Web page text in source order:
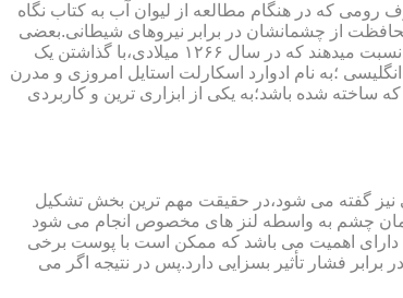
که در هنگام مطالعه از لیوان آب به کتاب نگاه
از چشمانشان در برابر نیروهای شیطانی.بعضی
دیگر عقیده دارند اولین عینک توسط سالوینو دارماتی اهل ایتالیا در سال ۱۲۸۴ میلادی ساخته شده،برخی دیگر اختراع عینک را به مردی به نام روچربیکنبا نسبت میدهند که در سال ۱۲۶۶ میلادی،با گذاشتن یک
تر می دید.اما چیزی که مشخص است این است که در سال ۱۷۲۷ میلادی یک عینک ساز انگلیسی ؛به نام ادوارد اسکارلت استایل امروزی و مدرن
شده باشد؛به یکی از ابزاری ترین و کاربردی
گفته می شود،در حقیقت مهم ترین بخش تشکیل
چشم به واسطه لنز های مخصوص انجام می شود
دارای اهمیت می باشد که ممکن است با پوست برخی
فشار تأثیر بسزایی دارد.پس در نتیجه اگر می